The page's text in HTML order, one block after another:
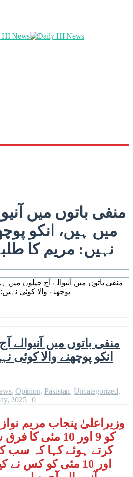
منفی باتوں میں
میں ہیں، انکو
نہیں: مریم کا
منفی باتوں میں آنیوالے آج جیلوں میں
پوچھنے والا کوئی
منفی باتوں میں آنیوالے
انکو پوچھنے والا کوئی
, Opinion, Pakistan, Uncategorized,
2025 | 0
وزیراعلیٰ پنجاب مریم
کو 9 اور 10 مئی
اور 10 مئی کو کس